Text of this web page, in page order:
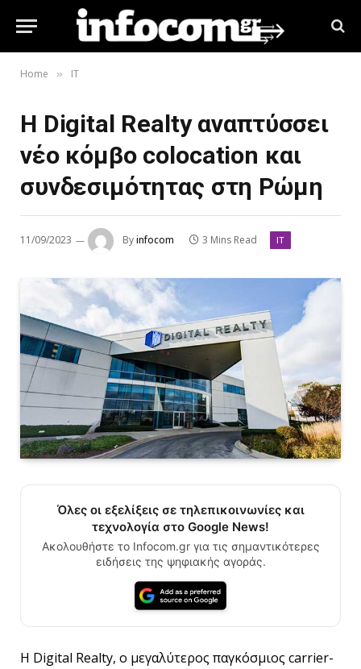
Home » IT
H Digital Realty αναπτύσσει
νέο κόμβο colocation και
συνδεσιμότητας στη Ρώμη
11/09/2023 Byinfocom 3 Mins Read IT
Όλες οι εξελίξεις σε τηλεπικοινωνίες και
τεχνολογία στο Google News!
Ακολουθήστε το Infocom.gr για τις σημαντικότερες
ειδήσεις της ψηφιακής αγοράς.
Η Digital Realty, ο μεγαλύτερος παγκόσμιος carrier-